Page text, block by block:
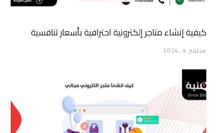
كيفية إنشاء متاجر إلكترونية احترافية بأسعار تنافسية
سبتمبر 4, 2024